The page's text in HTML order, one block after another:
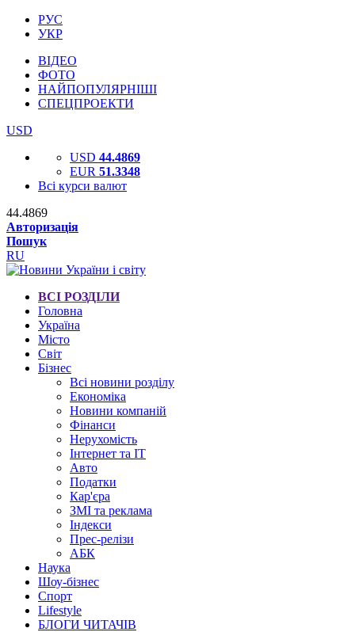
РУС
УКР
ВІДЕО
ФОТО
НАЙПОПУЛЯРНІШІ
СПЕЦПРОЕКТИ
USD
USD 44.4869
EUR 51.3348
Всі курси валют
44.4869
Авторизація
Пошук
RU
ВСІ РОЗДІЛИ
Головна
Україна
Місто
Світ
Бізнес
Всі новини розділу
Економіка
Новини компаній
Фінанси
Нерухомість
Інтернет та IT
Авто
Податки
Кар'єра
ЗМІ та реклама
Індекси
Прес-релізи
АБК
Наука
Шоу-бізнес
Спорт
Lifestyle
БЛОГИ ЧИТАЧІВ